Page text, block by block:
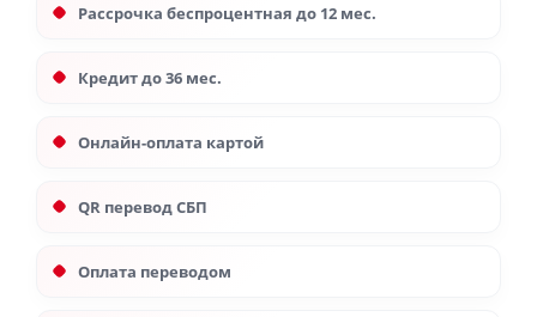
Рассрочка беспроцентная до 12 мес.
Кредит до 36 мес.
Онлайн-оплата картой
QR перевод СБП
Оплата переводом